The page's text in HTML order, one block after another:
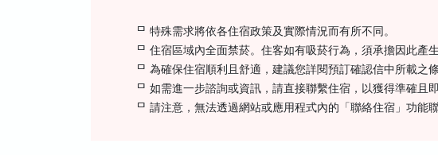
ᄆ 特殊需求將依各住宿政策及實際情況而有所不同。
ᄆ 住宿區域內全面禁菸。住客如有吸菸行為，須承擔因此產
ᄆ 為確保住宿順利且舒適，建議您詳閱預訂確認信中所載之條
ᄆ 如需進一步諮詢或資訊，請直接聯繫住宿，以獲得準確且即
ᄆ 請注意，無法透過網站或應用程式內的「聯絡住宿」功能